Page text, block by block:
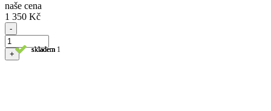
skladem
skladem 1
naše cena
1 350 Kč
-
+ skladem